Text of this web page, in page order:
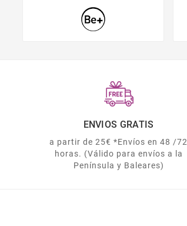
ENVIOS GRATIS
a partir de 25€ *Envíos en 48 /72
horas. (Válido para envíos a la
Península y Baleares)